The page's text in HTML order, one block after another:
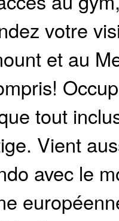
votre
et au
tout
Vient
avec le